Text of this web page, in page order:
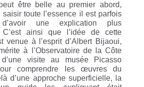
être belle au premier abord,
toute l’essence il est parfois
d’avoir une explication plus
C’est ainsi que l’idée de cette
venue à l’esprit d’Albert Bijaoui,
à l’Observatoire de la Côte
d’une visite au musée Picasso
comprendre les œuvres du
d’une approche superficielle, la